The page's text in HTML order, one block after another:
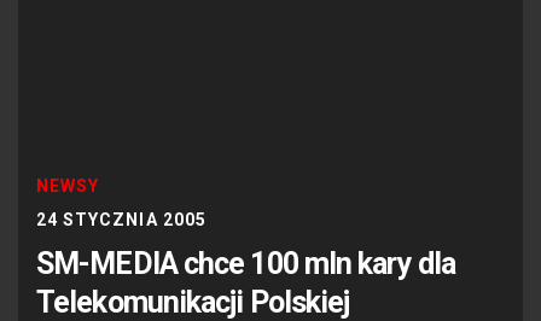
NEWSY
24 STYCZNIA 2005
SM-MEDIA chce 100 mln kary dla
Telekomunikacji Polskiej